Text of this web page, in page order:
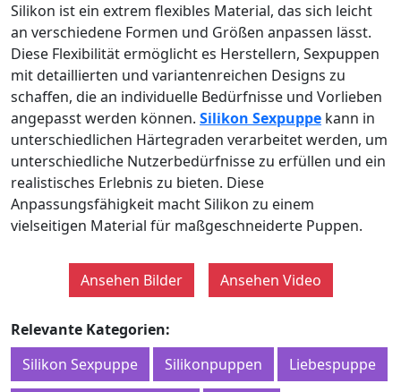
Silikon ist ein extrem flexibles Material, das sich leicht
an verschiedene Formen und Größen anpassen lässt.
Diese Flexibilität ermöglicht es Herstellern, Sexpuppen
mit detaillierten und variantenreichen Designs zu
schaffen, die an individuelle Bedürfnisse und Vorlieben
angepasst werden können. Silikon Sexpuppe kann in
unterschiedlichen Härtegraden verarbeitet werden, um
unterschiedliche Nutzerbedürfnisse zu erfüllen und ein
realistisches Erlebnis zu bieten. Diese
Anpassungsfähigkeit macht Silikon zu einem
vielseitigen Material für maßgeschneiderte Puppen.
Ansehen Bilder Ansehen Video
Relevante Kategorien:
Silikon Sexpuppe
Silikonpuppen Liebespuppe